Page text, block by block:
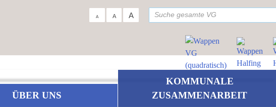
A A A
ÜBER UNS
KOMMUNALE
ZUSAMMENARBEIT